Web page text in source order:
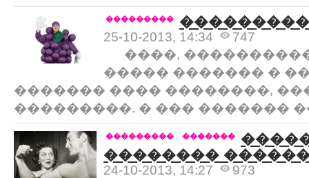
���������
25-10-2013, 14:34
747
����,
����� ������� �
������� ���� ��������,
���������. � ��� �������
��������� �������
��������
24-10-2013, 14:27
973